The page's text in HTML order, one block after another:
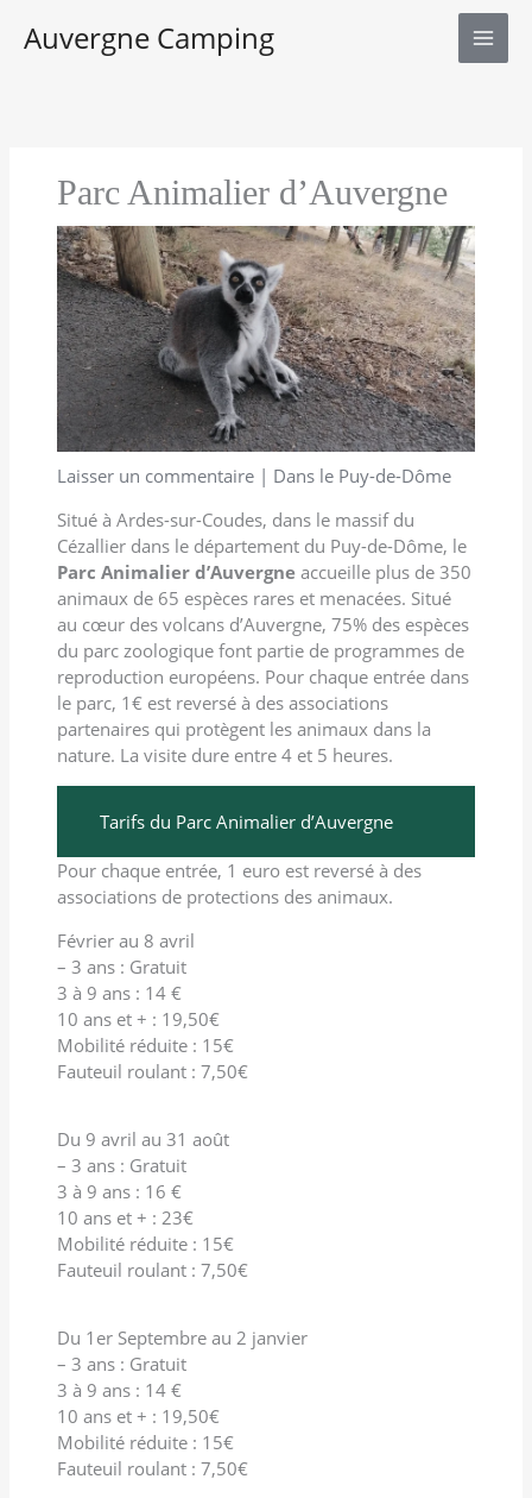
Auvergne Camping
Parc Animalier d’Auvergne
Laisser un commentaire | Dans le Puy-de-Dôme
Situé à Ardes-sur-Coudes, dans le massif du
Cézallier dans le département du Puy-de-Dôme, le
Parc Animalier d’Auvergneaccueille plus de 350
animaux de 65 espèces rares et menacées. Situé
au cœur des volcans d’Auvergne, 75% des espèces
du parc zoologique font partie de programmes de
reproduction européens. Pour chaque entrée dans
le parc, 1€ est reversé à des associations
partenaires qui protègent les animaux dans la
nature. La visite dure entre 4 et 5 heures.
Tarifs du Parc Animalier d’Auvergne
Pour chaque entrée, 1 euro est reversé à des
associations de protections des animaux.
Février au 8 avril
– 3 ans : Gratuit
3 à 9 ans : 14 €
10 ans et + : 19,50€
Mobilité réduite : 15€
Fauteuil roulant : 7,50€
Du 9 avril au 31 août
– 3 ans : Gratuit
3 à 9 ans : 16 €
10 ans et + : 23€
Mobilité réduite : 15€
Fauteuil roulant : 7,50€
Du 1er Septembre au 2 janvier
– 3 ans : Gratuit
3 à 9 ans : 14 €
10 ans et + : 19,50€
Mobilité réduite : 15€
Fauteuil roulant : 7,50€